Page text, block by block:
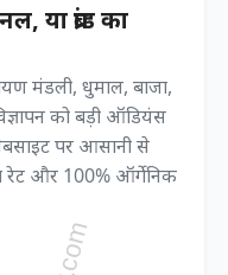
या ब्रांड का
मंडली, धुमाल, बाजा,
को बड़ी ऑडियंस
पर आसानी से
रेट और 100% ऑर्गेनिक